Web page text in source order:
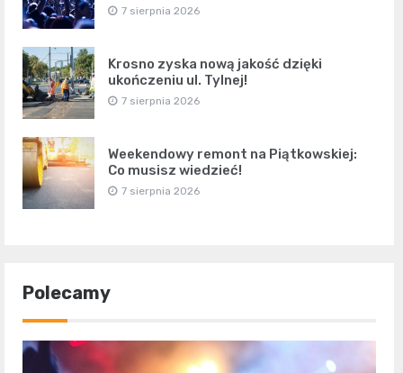
7 sierpnia 2026
Krosno zyska nową jakość dzięki
ukończeniu ul. Tylnej!
7 sierpnia 2026
Weekendowy remont na Piątkowskiej:
Co musisz wiedzieć!
7 sierpnia 2026
Polecamy